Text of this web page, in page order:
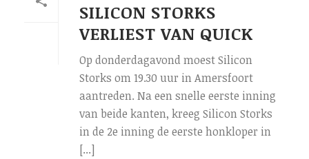
SILICON STORKS
VERLIEST VAN QUICK
Op donderdagavond moest Silicon
Storks om 19.30 uur in Amersfoort
aantreden. Na een snelle eerste inning
van beide kanten, kreeg Silicon Storks
in de 2e inning de eerste honkloper in
[...]